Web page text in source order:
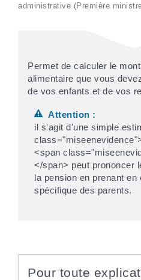
administrative (Première
Permet de calculer le
alimentaire que vous
de vos enfants et de vos
Attention :
il s'agit d'une simple
<span
</span> peut prononcer
la pension en prenant
spécifique des parents.
Pour toute